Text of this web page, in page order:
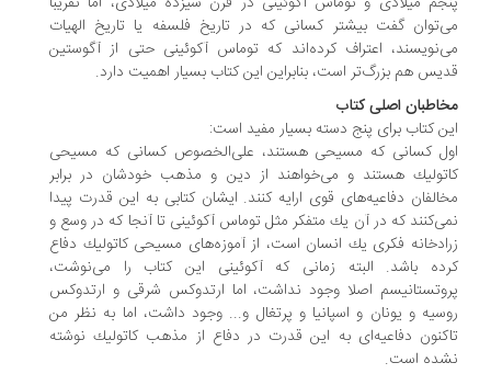
گفت بیشتر كسانی كه در تاریخ فلسفه یا تاریخ الهیات
اعتراف كرده‌اند كه توماس آكوئینی حتی از آگوستین
هم بزرگ‌تر است، بنابراین این كتاب بسیار اهمیت دارد.
اصلی كتاب
كتاب برای پنج دسته بسیار مفید است:
كسانی كه مسیحی هستند، علی‌الخصوص كسانی كه مسیحی
هستند و می‌خواهند از دین و مذهب خودشان در برابر
دفاعیه‌های قوی ارایه كنند. ایشان كتابی به این قدرت پیدا
كه در آن یك متفكر مثل توماس آكوئینی تا آنجا كه در وسع و
فكری یك انسان است، از آموزه‌های مسیحی كاتولیك دفاع
باشد. البته زمانی كه آكوئینی این كتاب را می‌نوشت،
اصلا وجود نداشت، اما ارتدوكس شرقی و ارتدوكس
و یونان و اسپانیا و پرتغال و... وجود داشت، اما به نظر من
دفاعیه‌ای به این قدرت در دفاع از مذهب كاتولیك نوشته
است.